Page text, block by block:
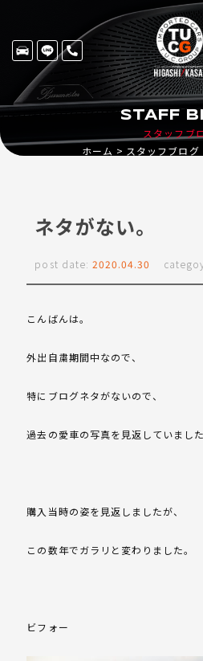
スタッフブ
STAFF
ホーム スタッフブログ
ネタがない。
post date: 2020.04.30
こんばんは。
外出自粛期間中なので、
特にブログネタがないので、
過去の愛車の写真を見返していました
購入当時の姿を見返しましたが、
この数年でガラリと変わりました。
ビフォー